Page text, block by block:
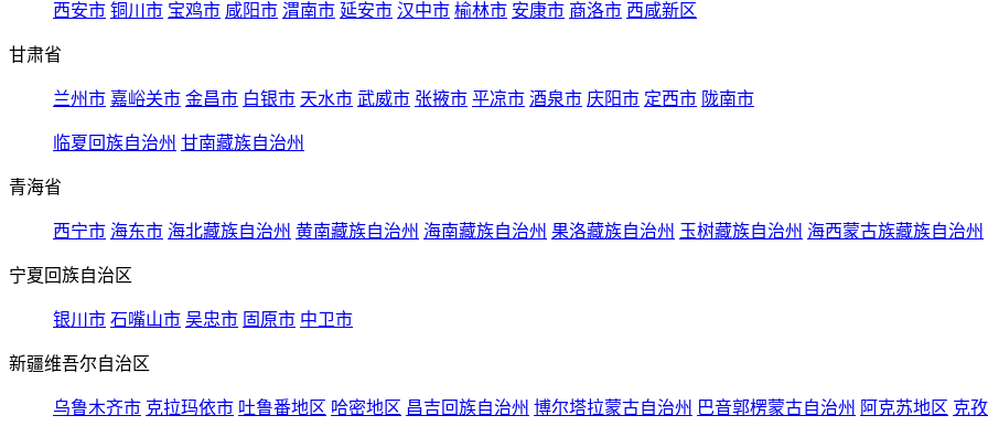
西安市 铜川市 宝鸡市 咸阳市 渭南市 延安市 汉中市 榆林市 安康市 商洛市 西咸新区
甘肃省
兰州市 嘉峪关市 金昌市 白银市 天水市 武威市 张掖市 平凉市 酒泉市 庆阳市 定西市 陇南市
临夏回族自治州 甘南藏族自治州
青海省
西宁市 海东市 海北藏族自治州 黄南藏族自治州 海南藏族自治州 果洛藏族自治州 玉树藏族自治州 海西蒙古族藏族自治州
宁夏回族自治区
银川市 石嘴山市 吴忠市 固原市 中卫市
新疆维吾尔自治区
乌鲁木齐市 克拉玛依市 吐鲁番地区 哈密地区 昌吉回族自治州 博尔塔拉蒙古自治州 巴音郭楞蒙古自治州 阿克苏地区 克